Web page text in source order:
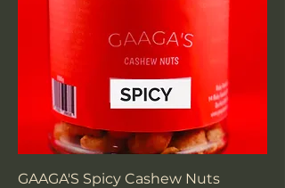
GAAGA'S Spicy Cashew Nuts